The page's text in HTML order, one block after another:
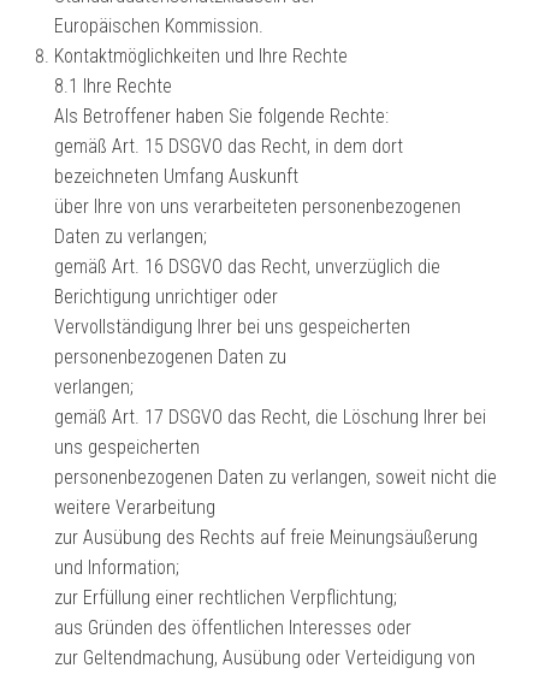
Europäischen Kommission.
Kontaktmöglichkeiten und Ihre Rechte
8.1 Ihre Rechte
Als Betroffener haben Sie folgende Rechte:
gemäß Art. 15 DSGVO das Recht, in dem dort
bezeichneten Umfang Auskunft
über Ihre von uns verarbeiteten personenbezogenen
Daten zu verlangen;
gemäß Art. 16 DSGVO das Recht, unverzüglich die
Berichtigung unrichtiger oder
Vervollständigung Ihrer bei uns gespeicherten
personenbezogenen Daten zu
verlangen;
gemäß Art. 17 DSGVO das Recht, die Löschung Ihrer bei
uns gespeicherten
personenbezogenen Daten zu verlangen, soweit nicht die
weitere Verarbeitung
zur Ausübung des Rechts auf freie Meinungsäußerung
und Information;
zur Erfüllung einer rechtlichen Verpflichtung;
aus Gründen des öffentlichen Interesses oder
zur Geltendmachung, Ausübung oder Verteidigung von